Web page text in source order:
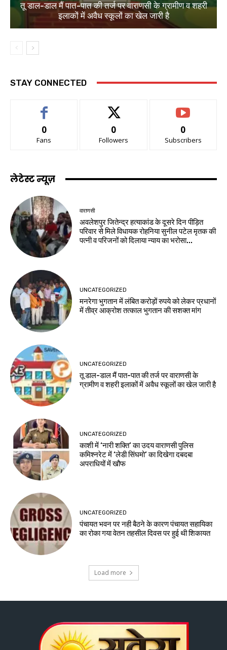
तू डाल-डाल मैं पात-पात की तर्ज पर वाराणसी के ग्रामीण व शहरी
इलाकों में अवैध स्कूलों का खेल जारी है
STAY CONNECTED
0
Fans
0
Followers
0
Subscribers
लेटेस्ट न्यूज़
वाराणसी
अवलेशपुर जितेन्द्र हत्याकांड के दूसरे दिन पीड़ित
परिवार से मिले विधायक रोहनिया सुनील पटेल मृतक की
पत्नी व परिजनों को दिलाया न्याय का भरोसा...
UNCATEGORIZED
मनरेगा भुगतान में लंबित करोड़ों रुपये को लेकर प्रधानों
में तीव्र आक्रोश तत्काल भुगतान की सशक्त मांग
UNCATEGORIZED
तू डाल-डाल मैं पात-पात की तर्ज पर वाराणसी के
ग्रामीण व शहरी इलाकों में अवैध स्कूलों का खेल जारी है
UNCATEGORIZED
काशी में ‘नारी शक्ति’ का उदय वाराणसी पुलिस
कमिश्नरेट में ‘लेडी सिंघमो’ का दिखेगा दबदबा
अपराधियों में खौफ
UNCATEGORIZED
पंचायत भवन पर नही बैठने के कारण पंचायत सहायिका
का रोका गया वेतन तहसील दिवस पर हुई थी शिकायत
Load more